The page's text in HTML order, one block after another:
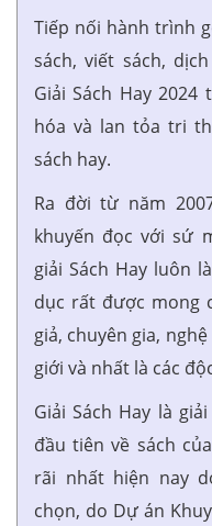
Tiếp nối hành trình
sách, viết sách,
Giải Sách Hay
hóa và lan tỏa tri
sách hay.
Ra đời từ năm
khuyến đọc với sứ
giải Sách Hay luôn
dục rất được mong
giả, chuyên gia,
giới và nhất là các
Giải Sách Hay là
đầu tiên về sách
rãi nhất hiện nay
chọn, do Dự án